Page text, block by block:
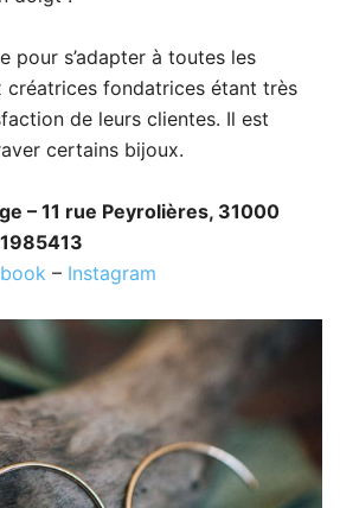
pour s’adapter à toutes les
créatrices fondatrices étant très
de leurs clientes. Il est
certains bijoux.
– 11 rue Peyrolières, 31000
– Instagram